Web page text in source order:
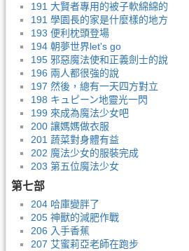
191 大賢者專用的被子軟綿綿的
191 學園長的家是什麼樣的地方
193 便利枕頭登場
194 朝夢世界let's go
195 邪惡魔法使和正義劍士的說
196 兩人都很強的說
197 然後，總有一天四方對立
198 キュピーン地靈光一閃
199 來成為魔法少女吧
200 讓媽媽做衣服
201 蔬菜對身體有益
202 魔法少女的服裝完成
203 第五位魔法少女
第七部
204 哈庫變胖了
205 神獸的減肥作戰
206 入手香蕉
207 艾蜜莉亞老師在跑步